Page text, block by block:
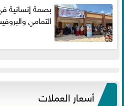
بصمة إنسانية
التمامي
أسعار العملات